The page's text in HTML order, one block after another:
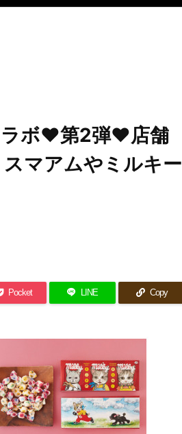
ラボ♥第2弾♥店舗
マアムやミルキー
Pocket LINE Copy